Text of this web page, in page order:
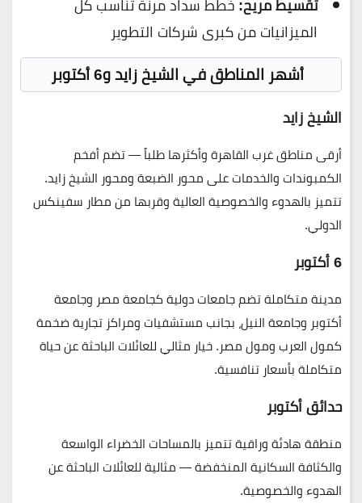
الميزانيات من كبرى شركات التطوير
أشهر المناطق في الشيخ زايد و6 أكتوبر
الشيخ زايد
أرقى مناطق غرب القاهرة وأكثرها طلباً — تضم أفخم
الكمبوندات والخدمات على محور الضبعة ومحور الشيخ زايد.
تتميز بالهدوء والخصوصية العالية وقربها من مطار سفينكس
الدولي.
6 أكتوبر
مدينة متكاملة تضم جامعات دولية كجامعة مصر وجامعة
أكتوبر وجامعة النيل، بجانب مستشفيات ومراكز تجارية ضخمة
كمول العرب ومول مصر. خيار مثالي للعائلات الباحثة عن حياة
متكاملة بأسعار تنافسية.
حدائق أكتوبر
منطقة هادئة وراقية تتميز بالمساحات الخضراء الواسعة
والكثافة السكانية المنخفضة — مثالية للعائلات الباحثة عن
الهدوء والخصوصية.